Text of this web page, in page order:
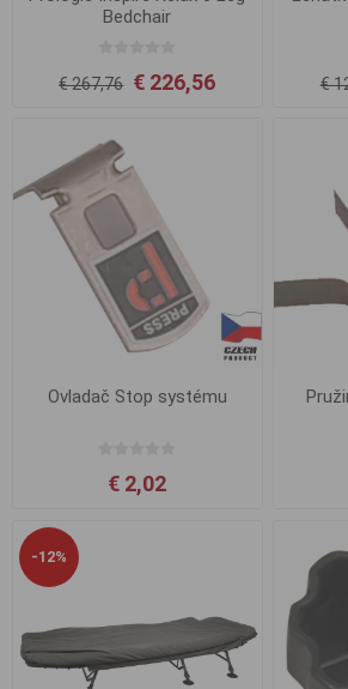
Bedchair
€ 267,76 € 226,56 €
Ovladač Stop systému
€ 2,02
-12%